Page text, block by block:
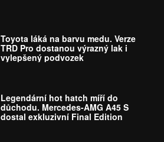
Toyota láká na barvu medu. Verze
TRD Pro dostanou výrazný lak i
vylepšený podvozek
Legendární hot hatch míří do
důchodu. Mercedes-AMG A45 S
dostal exkluzivní Final Edition